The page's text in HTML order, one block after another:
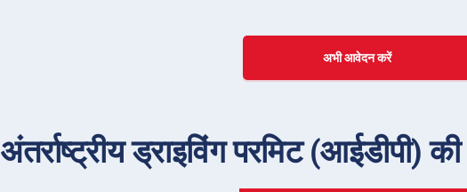
अभी आवेदन करें
अंतर्राष्ट्रीय ड्राइविंग परमिट (आईडीपी)